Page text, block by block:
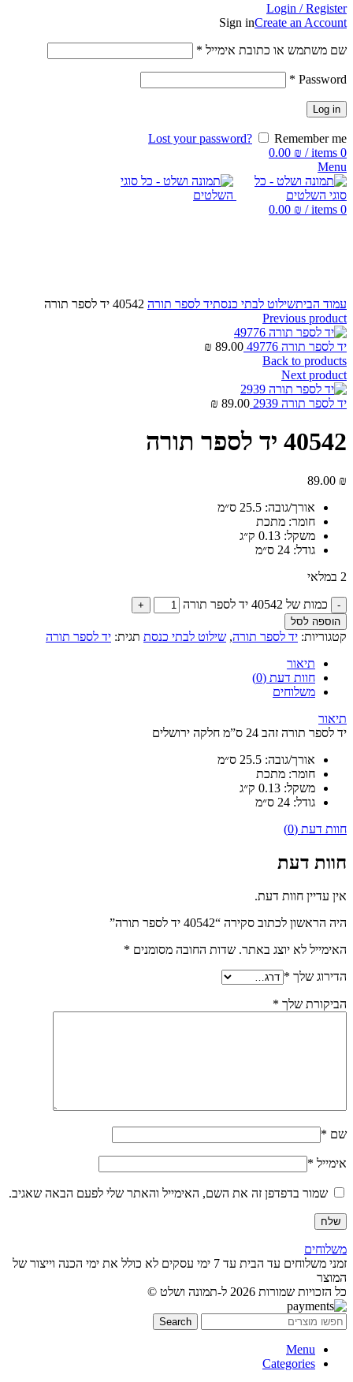
Login / Register
Sign inCreate an Account
שם משתמש או כתובת אימייל *
Password
*
Log in
Lost your password?
Remember me
0
items
/
0.00 ₪
Menu
0
items
/
0.00 ₪
עמוד הביתשילוט לבתי כנסתיד לספר תורה
Previous product
יד לספר תורה 49776 89.00
₪
Back to products
Next product
יד לספר תורה 2939 89.00
₪
40542 יד לספר תורה
89.00 ₪
אורך/גובה: 25.5 ס״מ
חומר: מתכת
משקל: 0.13 ק״ג
גודל: 24 ס״מ
2 במלאי
כמות של 40542 יד לספר תורה
הוספה לסל
קטגוריות: יד לספר תורה, שילוט לבתי כנסת תגית: יד לספר תורה
תיאור
חוות דעת (0)
משלוחים
תיאור
יד לספר תורה זהב 24 ס”מ חלקה ירושלים
אורך/גובה: 25.5 ס״מ
חומר: מתכת
משקל: 0.13 ק״ג
גודל: 24 ס״מ
חוות דעת (0)
חוות דעת
אין עדיין חוות דעת.
היה הראשון לכתוב סקירה “40542 יד לספר תורה”
האימייל לא יוצג באתר. שדות החובה מסומנים *
הדירוג שלך *
הביקורת שלך *
שם *
אימייל *
שמור בדפדפן זה את השם, האימייל והאתר שלי לפעם הבאה שאגיב.
משלוחים
זמני משלוחים עד הבית עד 7 ימי עסקים לא כולל את ימי הכנה וייצור של
המוצר
כל הזכויות שמורות 2026 ל-תמונה ושלט ©
Search
Menu
Categories